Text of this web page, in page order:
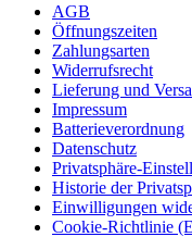
AGB
Öffnungszeiten
Zahlungsarten
Widerrufsrecht
Lieferung und
Impressum
Batterieverordnung
Datenschutz
Privatsphäre-
Historie der
Einwilligungen
Cookie-Richtlinie